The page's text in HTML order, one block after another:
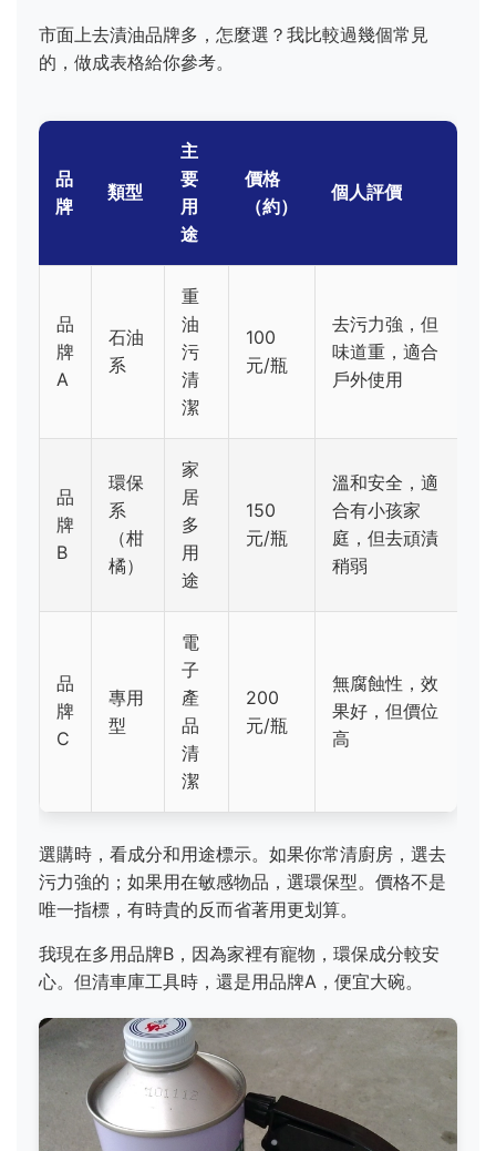
市面上去漬油品牌多，怎麼選？我比較過幾個常見
的，做成表格給你參考。
品
牌
類型
主
要
用
途
價格
（約）
個人評價
品
牌
A
石油
系
重
油
污
清
潔
100
元/瓶
去污力強，但
味道重，適合
戶外使用
品
牌
B
環保
系
（柑
橘）
家
居
多
用
途
150
元/瓶
溫和安全，適
合有小孩家
庭，但去頑漬
稍弱
品
牌
C
專用
型
電
子
產
品
清
潔
200
元/瓶
無腐蝕性，效
果好，但價位
高
選購時，看成分和用途標示。如果你常清廚房，選去
污力強的；如果用在敏感物品，選環保型。價格不是
唯一指標，有時貴的反而省著用更划算。
我現在多用品牌B，因為家裡有寵物，環保成分較安
心。但清車庫工具時，還是用品牌A，便宜大碗。